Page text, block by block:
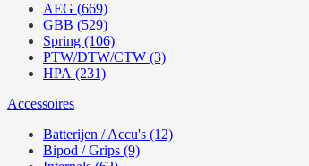
AEG (669)
GBB (529)
Spring (106)
PTW/DTW/CTW (3)
HPA (231)
Accessoires
Batterijen / Accu's (12)
Bipod / Grips (9)